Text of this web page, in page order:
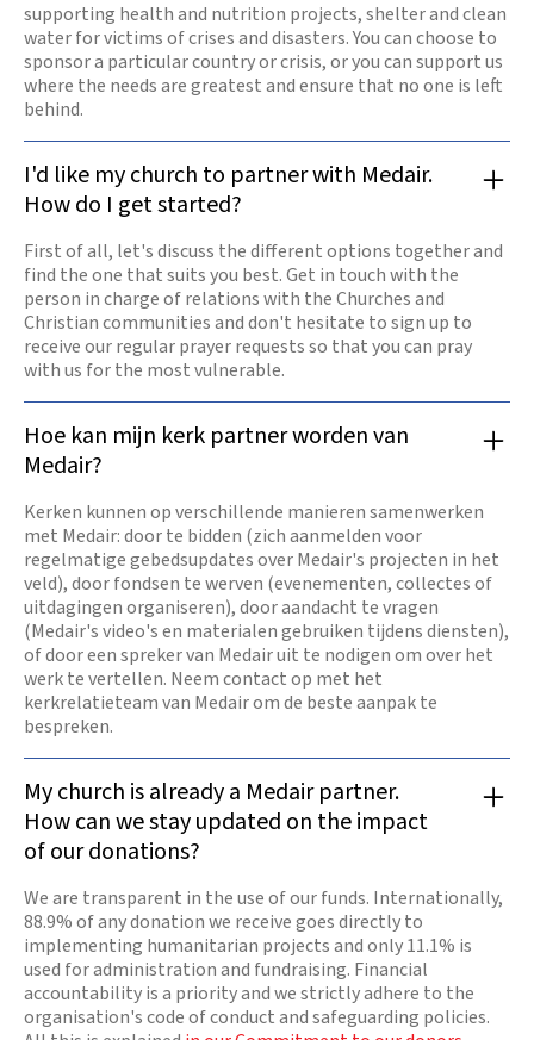
supporting health and nutrition projects, shelter and clean
water for victims of crises and disasters. You can choose to
sponsor a particular country or crisis, or you can support us
where the needs are greatest and ensure that no one is left
behind.
I'd like my church to partner with Medair.
How do I get started?
First of all, let's discuss the different options together and
find the one that suits you best. Get in touch with the
person in charge of relations with the Churches and
Christian communities and don't hesitate to sign up to
receive our regular prayer requests so that you can pray
with us for the most vulnerable.
Hoe kan mijn kerk partner worden van
Medair?
Kerken kunnen op verschillende manieren samenwerken
met Medair: door te bidden (zich aanmelden voor
regelmatige gebedsupdates over Medair's projecten in het
veld), door fondsen te werven (evenementen, collectes of
uitdagingen organiseren), door aandacht te vragen
(Medair's video's en materialen gebruiken tijdens diensten),
of door een spreker van Medair uit te nodigen om over het
werk te vertellen. Neem contact op met het
kerkrelatieteam van Medair om de beste aanpak te
bespreken.
My church is already a Medair partner.
How can we stay updated on the impact
of our donations?
We are transparent in the use of our funds. Internationally,
88.9% of any donation we receive goes directly to
implementing humanitarian projects and only 11.1% is
used for administration and fundraising. Financial
accountability is a priority and we strictly adhere to the
organisation's code of conduct and safeguarding policies.